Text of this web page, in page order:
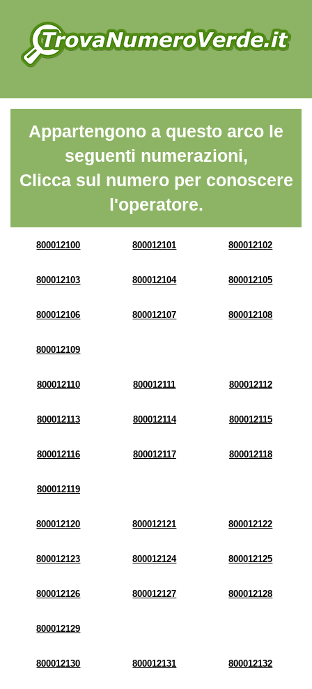
Appartengono a questo arco le
seguenti numerazioni,
Clicca sul numero per conoscere
l'operatore.
800012100 800012101 800012102
800012103 800012104 800012105
800012106 800012107 800012108
800012109
800012110 800012111 800012112
800012113 800012114 800012115
800012116 800012117 800012118
800012119
800012120 800012121 800012122
800012123 800012124 800012125
800012126 800012127 800012128
800012129
800012130 800012131 800012132